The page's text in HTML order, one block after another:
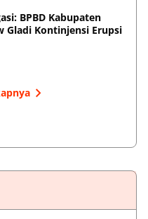
BPBD Kabupaten
Gladi Kontinjensi Erupsi